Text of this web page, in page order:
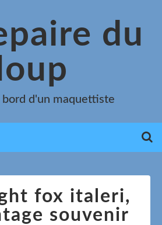
du
loup
bord d'un maquettiste
fox italeri,
souvenir